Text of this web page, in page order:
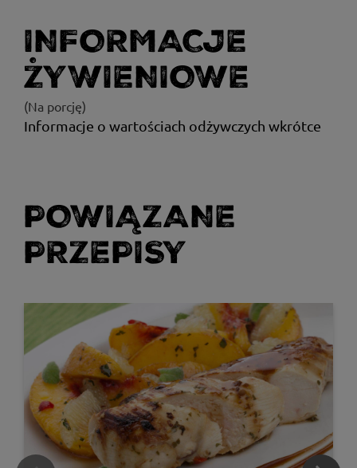
INFORMACJE
ŻYWIENIOWE
(Na porcję)
Informacje o wartościach odżywczych wkrótce
POWIĄZANE
PRZEPISY